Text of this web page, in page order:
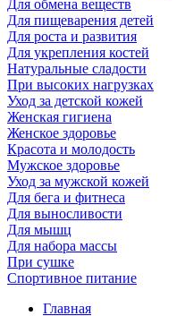
Для обмена веществ
Для пищеварения детей
Для роста и развития
Для укрепления костей
Натуральные сладости
При высоких нагрузках
Уход за детской кожей
Женская гигиена
Женское здоровье
Красота и молодость
Мужское здоровье
Уход за мужской кожей
Для бега и фитнеса
Для выносливости
Для мышц
Для набора массы
При сушке
Спортивное питание
Главная